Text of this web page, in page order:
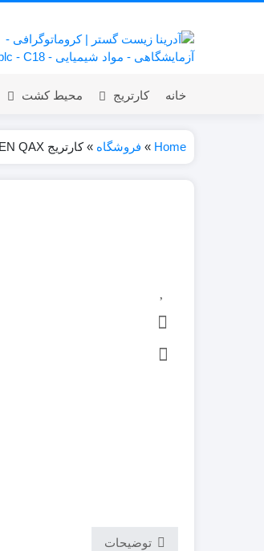
خانه کارتریج محیط کشت
Home
» فروشگاه »کارتریج STYRE SCREEN QAX
توضیحات